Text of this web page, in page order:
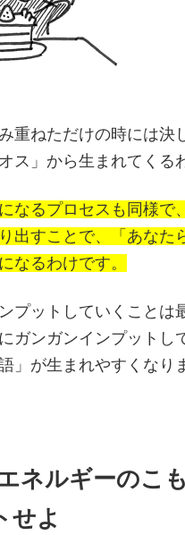
重ねただけの時には
ス」から生まれてくる
なるプロセスも同様で
出すことで、「あなた
なるわけです。
プットしていくこと
ガンガンインプット
」が生まれやすくなり
ネルギーのこ
せよ